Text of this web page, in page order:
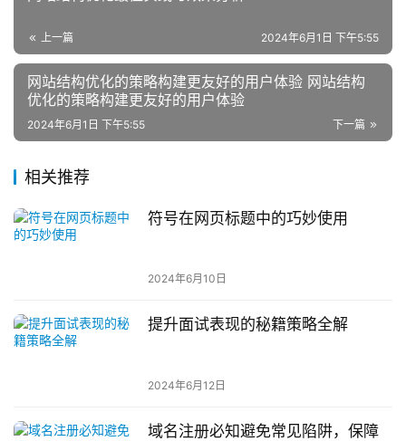
上一篇 2024年6月1日 下午5:55
网站结构优化的策略构建更友好的用户体验 网站结构
优化的策略构建更友好的用户体验
下一篇
2024年6月1日 下午5:55
相关推荐
符号在网页标题中的巧妙使用
2024年6月10日
提升面试表现的秘籍策略全解
2024年6月12日
域名注册必知避免常见陷阱，保障